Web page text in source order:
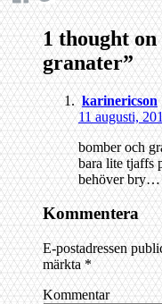
1 thought on
granater”
karinericson
11 augusti,
bomber och
bara lite tjaffs
behöver
Kommentera
E-postadressen
märkta*
Kommentar